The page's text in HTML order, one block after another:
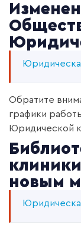
Обратите
графики
Юридической
новым